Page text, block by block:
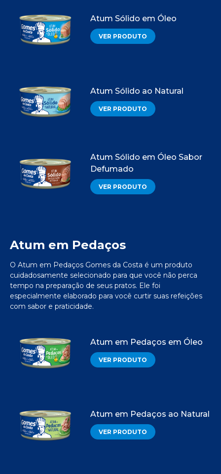
Atum Sólido em Óleo
VER PRODUTO
Atum Sólido ao Natural
VER PRODUTO
Atum Sólido em Óleo Sabor
Defumado
VER PRODUTO
Atum em Pedaços
O Atum em Pedaços Gomes da Costa é um produto
cuidadosamente selecionado para que você não perca
tempo na preparação de seus pratos. Ele foi
especialmente elaborado para você curtir suas refeições
com sabor e praticidade.
Atum em Pedaços em Óleo
VER PRODUTO
Atum em Pedaços ao Natural
VER PRODUTO